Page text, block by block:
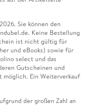
Sie können den
Keine Bestellung
ist nicht gültig für
und eBooks) sowie für
select und das
Gutscheinen und
möglich. Ein Weiterverkauf
der großen Zahl an